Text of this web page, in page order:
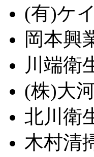
(有)ケ
岡本興
川端衛
(株)大
北川衛
木村清